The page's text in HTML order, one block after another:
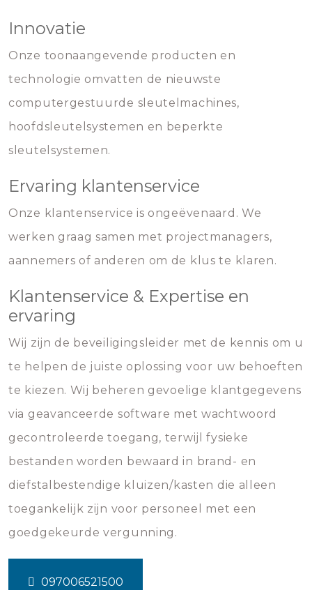
Innovatie
Onze toonaangevende producten en
technologie omvatten de nieuwste
computergestuurde sleutelmachines,
hoofdsleutelsystemen en beperkte
sleutelsystemen.
Ervaring klantenservice
Onze klantenservice is ongeëvenaard. We
werken graag samen met projectmanagers,
aannemers of anderen om de klus te klaren.
Klantenservice & Expertise en
ervaring
Wij zijn de beveiligingsleider met de kennis om u
te helpen de juiste oplossing voor uw behoeften
te kiezen. Wij beheren gevoelige klantgegevens
via geavanceerde software met wachtwoord
gecontroleerde toegang, terwijl fysieke
bestanden worden bewaard in brand- en
diefstalbestendige kluizen/kasten die alleen
toegankelijk zijn voor personeel met een
goedgekeurde vergunning.
097006521500